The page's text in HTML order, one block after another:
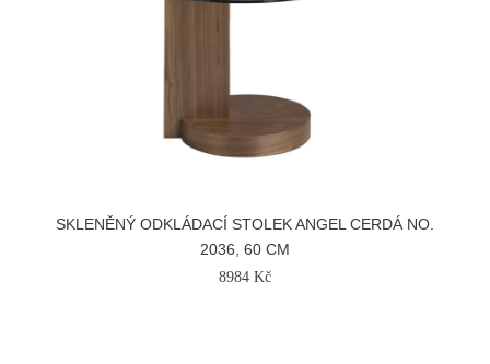
SKLENĚNÝ ODKLÁDACÍ STOLEK ANGEL CERDÁ NO.
2036, 60 CM
8984 Kč